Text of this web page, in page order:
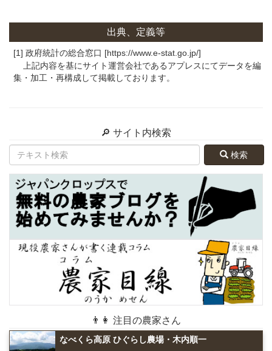
出典、定義等
[1] 政府統計の総合窓口 [https://www.e-stat.go.jp/]
上記内容を基にサイト運営会社であるアプレスにてデータを編
集・加工・再構成して掲載しております。
🔎 サイト内検索
検索
👨👩 注目の農家さん
なべくら高原 ひぐらし農場・木内順一